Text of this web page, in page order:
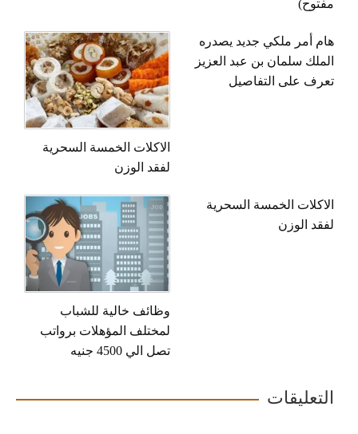
أمر ملكي جديد يصدره
سلمان بن عبد العزيز
على التفاصيل
الاكلات الخمسة السحرية
لفقد الوزن
الخمسة السحرية
الوزن
وظائف خالية للشباب
لمختلف المؤهلات برواتب
تصل الي 4500 جنيه